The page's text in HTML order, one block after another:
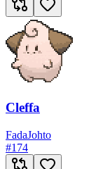
Cleffa
FadaJohto
#174